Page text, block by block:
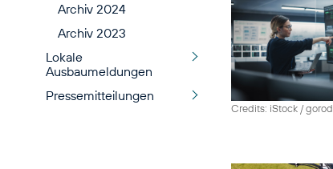
Archiv 2024
Archiv 2023
Lokale
Ausbaumeldungen
Pressemitteilungen
Credits: iStock /